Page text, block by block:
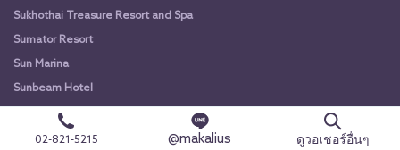
Sukhothai Treasure Resort and Spa
Sumator Resort
Sun Marina
Sunbeam Hotel
Sunshine Garden Resort
Sunshine Hip Hotel
02-821-5215 @makalius ดูวอเชอร์อื่นๆ